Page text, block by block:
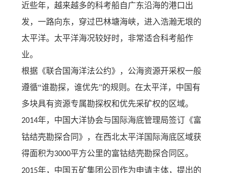
近些年，越来越多的科考船自广东沿海的港口出
发，一路向东，穿过巴林塘海峡，进入浩瀚无垠的
太平洋。太平洋海况较好时，非常适合科考船作
业。
根据《联合国海洋法公约》，公海资源开采权一般
遵循“谁勘探，谁优先”的规则。在太平洋，中国有
多块具有资源专属勘探权和优先采矿权的区域。
2014年，中国大洋协会与国际海底管理局签订《富
钴结壳勘探合同》，在西北太平洋国际海底区域获
得面积为3000平方公里的富钴结壳勘探合同区。
2015年，中国五矿集团公司作为申请主体，提出的